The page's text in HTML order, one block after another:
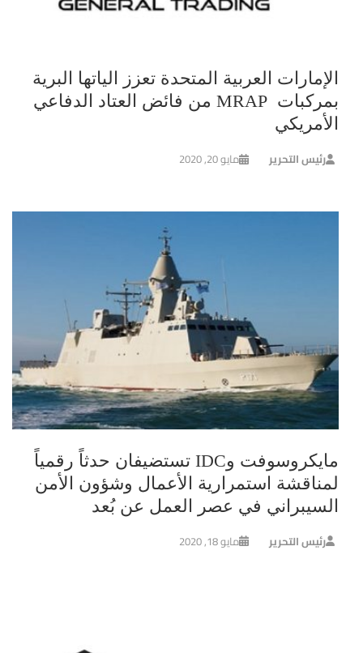
الإمارات العربية المتحدة تعزز الياتها البرية
بمركبات MRAP من فائض العتاد الدفاعي
الأمريكي
رئيس التحرير مايو 20, 2020
مايكروسوفت وIDC تستضيفان حدثاً رقمياً
لمناقشة استمرارية الأعمال وشؤون الأمن
السيبراني في عصر العمل عن بُعد
رئيس التحرير مايو 18, 2020